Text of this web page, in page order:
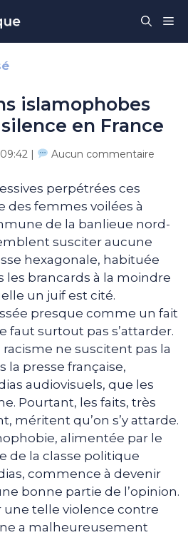
islamophobes
en France
| Aucun commentaire
perpétrées ces
des femmes voilées à
de la banlieue nord-
susciter aucune
hexagonale, habituée
les brancards à la moindre
un juif est cité.
presque comme un fait
faut surtout pas s’attarder.
racisme ne suscitent pas la
la presse française,
audiovisuels, que les
Pourtant, les faits, très
méritent qu’on s’y attarde.
alimentée par le
de la classe politique
commence à devenir
bonne partie de l’opinion.
une telle violence contre
a malheureusement